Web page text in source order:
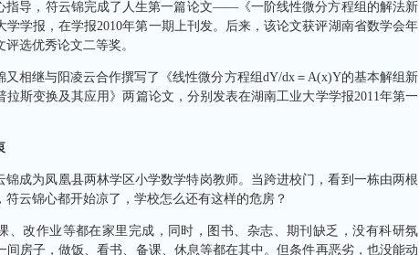
导，符云锦完成了人生第一篇论文——《一阶线性微分方程组的解法新
学学报，在学报2010年第一期上刊发。后来，该论文获评湖南省数学会年
选优秀论文二等奖。
相继与阳凌云合作撰写了《线性微分方程组 dY/dx＝ A(x)Y的基本解组新
拉斯变换及其应用》两篇论文，分别发表在湖南工业大学学报2011年第一
为凤凰县两林学区小学数学特岗教师。当跨进校门，看到一栋由两根
符云锦心都开始凉了，学校怎么还有这样的危房？
改作业等都在家里完成，同时，图书、杂志、期刊缺乏，没有科研氛
间房子，做饭、看书、备课、休息等都在其中。但条件再恶劣，也没能动